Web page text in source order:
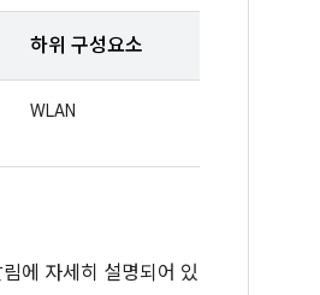
하위 구성요소
WLAN
에 자세히 설명되어 있